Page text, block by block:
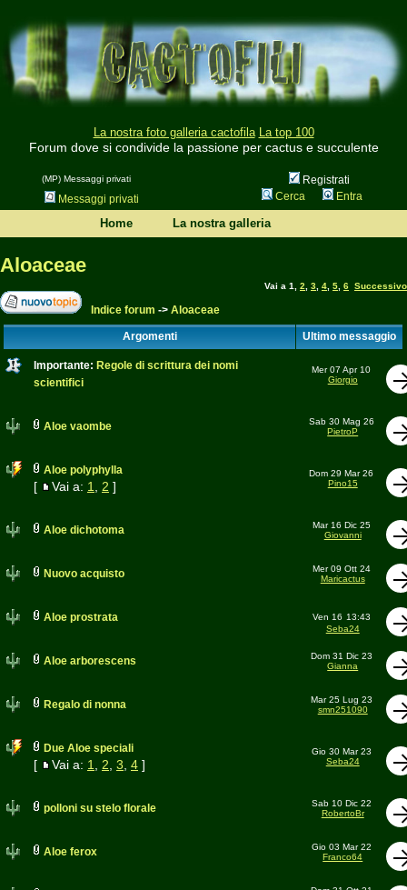
La nostra foto galleria cactofila La top 100
Forum dove si condivide la passione per cactus e succulente
(MP) Messaggi privati
Registrati
Messaggi privati
Cerca Entra
Home La nostra galleria
Aloaceae
Vai a 1 2 3 4 5 6 Successivo
Indice forum -> Aloaceae
Argomenti Ultimo messaggio
Importante: Regole di scrittura dei nomi
scientifici
Mer 07 Apr 10
Giorgio
Aloe vaombe
Sab 30 Mag 26
PietroP
Aloe polyphylla
[ Vai a: 1 2 ]
Dom 29 Mar 26
Pino15
Aloe dichotoma
Mar 16 Dic 25
Giovanni
Nuovo acquisto
Mer 09 Ott 24
Maricactus
Aloe prostrata Ven 16 13:43
Seba24
Aloe arborescens
Dom 31 Dic 23
Gianna
Regalo di nonna
Mar 25 Lug 23
smn251090
Due Aloe speciali
[ Vai a: 1 2 3 4]
Gio 30 Mar 23
Seba24
polloni su stelo florale
Sab 10 Dic 22
RobertoBr
Aloe ferox
Gio 03 Mar 22
Franco64